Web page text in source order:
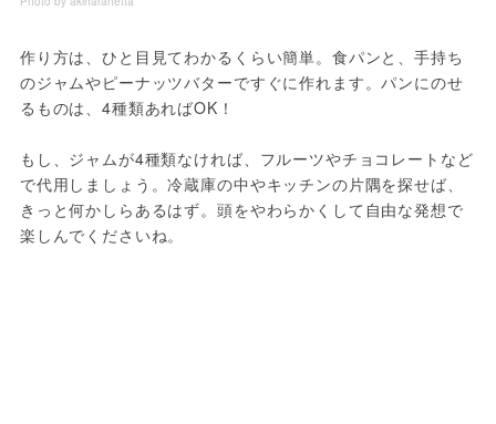
作り方は、ひと目見てわかるくらい簡単。食パンと、手持ち
のジャムやピーナッツバターですぐに作れます。パンにのせ
るものは、4種類あればOK！
もし、ジャムが4種類なければ、フルーツやチョコレートなど
で代用しましょう。冷蔵庫の中やキッチンの片隅を探せば、
きっと何かしらあるはず。頭をやわらかくして自由な発想で
楽しんでくださいね。